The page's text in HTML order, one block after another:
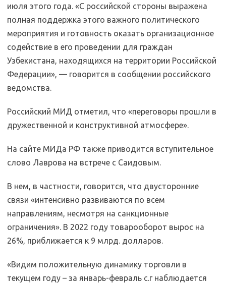
июля этого года. «С российской стороны выражена
полная поддержка этого важного политического
мероприятия и готовность оказать организационное
содействие в его проведении для граждан
Узбекистана, находящихся на территории Российской
Федерации», — говорится в сообщении российского
ведомства.
Российский МИД отметил, что «переговоры прошли в
дружественной и конструктивной атмосфере».
На сайте МИДа РФ также приводится вступительное
слово Лаврова на встрече с Саидовым.
В нем, в частности, говорится, что двусторонние
связи «интенсивно развиваются по всем
направлениям, несмотря на санкционные
ограничения». В 2022 году товарооборот вырос на
26%, приближается к 9 млрд. долларов.
«Видим положительную динамику торговли в
текущем году – за январь-февраль с.г наблюдается